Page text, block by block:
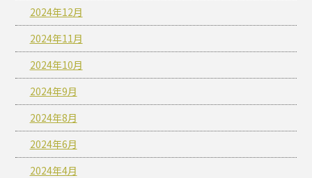
2024年12月
2024年11月
2024年10月
2024年9月
2024年8月
2024年6月
2024年4月